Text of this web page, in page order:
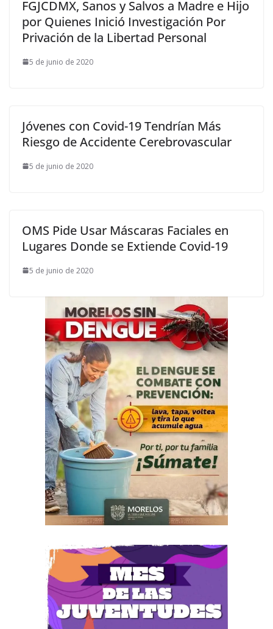
FGJCDMX, Sanos y Salvos a Madre e Hijo
por Quienes Inició Investigación Por
Privación de la Libertad Personal
5 de junio de 2020
Jóvenes con Covid-19 Tendrían Más
Riesgo de Accidente Cerebrovascular
5 de junio de 2020
OMS Pide Usar Máscaras Faciales en
Lugares Donde se Extiende Covid-19
5 de junio de 2020